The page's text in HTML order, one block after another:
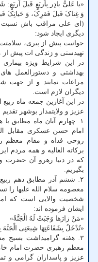
«یا عَلیُّ بادِر بِاَربَعٍ قَبلَ
وَ غِناکَ قَبلَ فَقرِکَ، وَ حَیاتِکَ
(ای علی مراقب باش نسبت
دیگری ایجاد شود:
جوانیت پیش از پیری،
تهیدستی و زندگی ات پیش
در این شرایط ویژه
بهداشتی و دستورالعمل های
مراعات نمایند و از
دیگران لازم است.
در این آغازین جمعه ماه
عزیز و ولایتمدار بوشهر
۱. چهارم آبان ماه مطابق
امام حسن عسکری مقابل
روحی فداه و مقام معظم
برکاته العالیه و همه مردم
که در دنیا رهرو آن حضرت
بگیریم.
۲. ششم آذر مطابق دهم
معصومه سلام الله علیها را
شخصیت والایی است که
ایشان فرموده اند:
«مَنْ زارَها وَجَبَتْ لَهُ الْجَنَّةُ»
«تُدْخَلُ بِشَفَاعَتِهَا شِیعَتِی الْجَنَّهَ
۳. هفته گرامیداشت بسیج
معظم رهبری حضرت امام
عزیز و پاسداران گرامی و